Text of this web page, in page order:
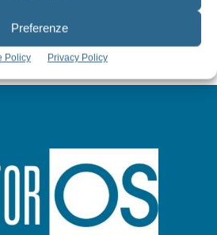
Preferenze
Policy Privacy Policy